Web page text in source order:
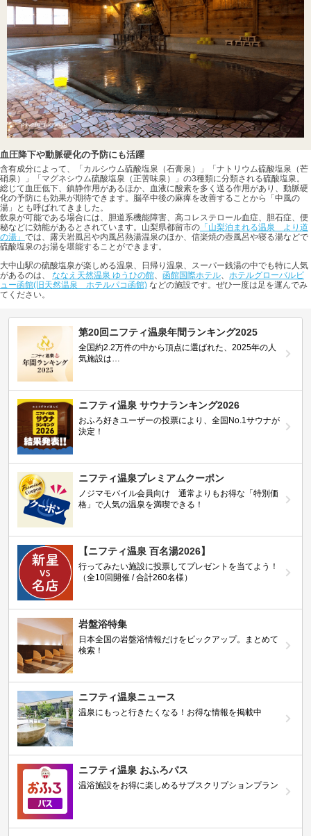
血圧降下や動脈硬化の予防にも活躍
含有成分によって、「カルシウム硫酸塩泉（石膏泉）」「ナトリウム硫酸塩泉（芒
硝泉）」「マグネシウム硫酸塩泉（正苦味泉）」の3種類に分類される硫酸塩泉。
総じて血圧低下、鎮静作用があるほか、血液に酸素を多く送る作用があり、動脈硬
化の予防にも効果が期待できます。脳卒中後の麻痺を改善することから「中風の
湯」とも呼ばれてきました。
飲泉が可能である場合には、胆道系機能障害、高コレステロール血症、胆石症、便
秘などに効能があるとされています。山梨県都留市の 「山梨泊まれる温泉 より道
の湯」 では、露天岩風呂や内風呂熱湯温泉のほか、信楽焼の壺風呂や寝る湯などで
硫酸塩泉のお湯を堪能することができます。
大中山駅の硫酸塩泉が楽しめる温泉、日帰り温泉、スーパー銭湯の中でも特に人気
があるのは、 ななえ天然温泉 ゆうひの館 函館国際ホテル
ホテルグローバルビ
ュー函館(旧天然温泉 ホテルパコ函館) などの施設です。ぜひ一度は足を運んでみ
てください。
第20回ニフティ温泉年間ランキング2025
全国約2.2万件の中から頂点に選ばれた、2025年の人
気施設は…
ニフティ温泉 サウナランキング2026
おふろ好きユーザーの投票により、全国No.1サウナが
決定！
ニフティ温泉プレミアムクーポン
ノジマモバイル会員向け 通常よりもお得な「特別価
格」で人気の温泉を満喫できる！
【ニフティ温泉 百名湯2026】
行ってみたい施設に投票してプレゼントを当てよう！
（全10回開催 / 合計260名様）
岩盤浴特集
日本全国の岩盤浴情報だけをピックアップ。まとめて
検索！
ニフティ温泉ニュース
温泉にもっと行きたくなる！お得な情報を掲載中
ニフティ温泉 おふろパス
温浴施設をお得に楽しめるサブスクリプションプラン